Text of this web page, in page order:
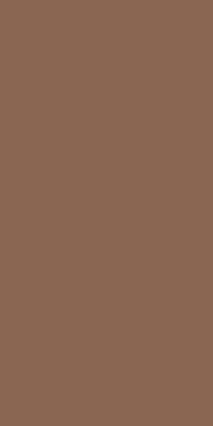
aracılığıyla
bilginin